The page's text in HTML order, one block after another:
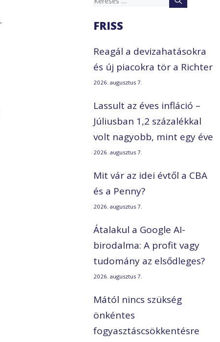
FRISS
Reagál a devizahatásokra
és új piacokra tör a Richter
2026. augusztus 7.
Lassult az éves infláció –
Júliusban 1,2 százalékkal
volt nagyobb, mint egy éve
2026. augusztus 7.
Mit vár az idei évtől a CBA
és a Penny?
2026. augusztus 7.
Átalakul a Google AI-
birodalma: A profit vagy
tudomány az elsődleges?
2026. augusztus 7.
Mától nincs szükség
önkéntes
fogyasztáscsökkentésre